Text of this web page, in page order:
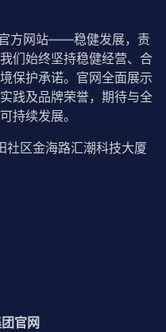
方网站——稳健发展，责
们始终坚持稳健经营、合
保护承诺。官网全面展示
践及品牌荣誉，期待与全
持续发展。
社区金海路汇潮科技大厦
官网